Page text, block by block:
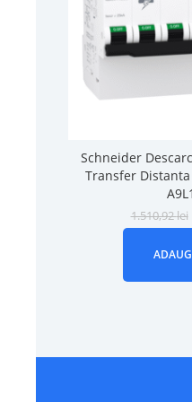
Schneider
Transfer Distanta
1.510,92lei